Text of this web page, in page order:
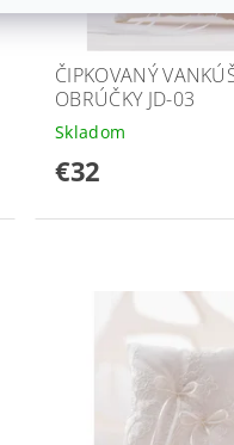
ČIPKOVANÝ
OBRÚČKY JD-03
Skladom
€32